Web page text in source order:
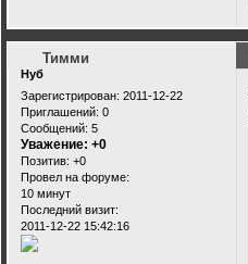
Тимми
Нуб
Зарегистрирован: 2011-12-22
Приглашений: 0
Сообщений: 5
Уважение: +0
Позитив: +0
Провел на форуме:
10 минут
Последний визит:
2011-12-22 15:42:16